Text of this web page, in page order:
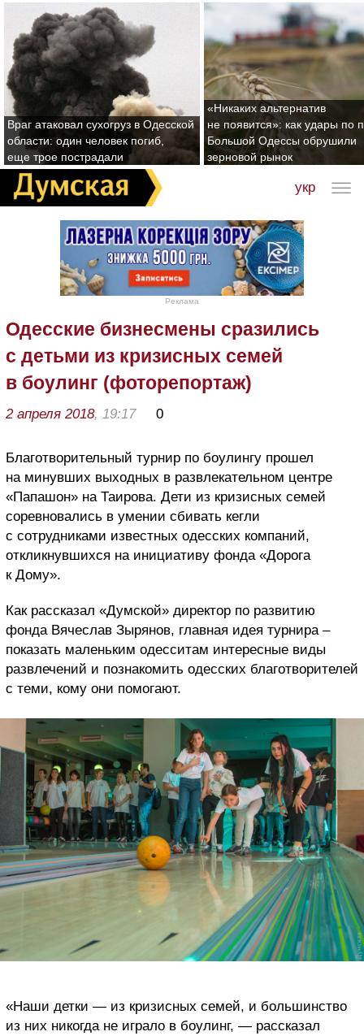
Враг атаковал сухогруз в Одесской
области: один человек погиб,
еще трое пострадали
«Никаких альтернатив
не появится»: как удары по
Большой Одессы обрушили
зерновой рынок
укр
Реклама
Одесские бизнесмены сразились
с детьми из кризисных семей
в боулинг (фоторепортаж)
2 апреля 2018, 19:17 0
Благотворительный турнир по боулингу прошел
на минувших выходных в развлекательном центре
«Папашон» на Таирова. Дети из кризисных семей
соревновались в умении сбивать кегли
с сотрудниками известных одесских компаний,
откликнувшихся на инициативу фонда «Дорога
к Дому».
Как рассказал «Думской» директор по развитию
фонда Вячеслав Зырянов, главная идея турнира –
показать маленьким одесситам интересные виды
развлечений и познакомить одесских благотворителей
с теми, кому они помогают.
«Наши детки — из кризисных семей, и большинство
из них никогда не играло в боулинг, — рассказал